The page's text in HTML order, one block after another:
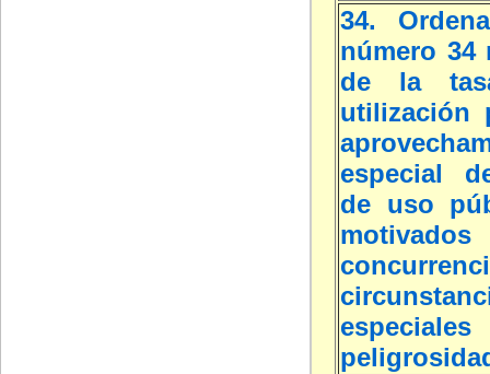
34.
número 34
de la
utilización
especial
de uso